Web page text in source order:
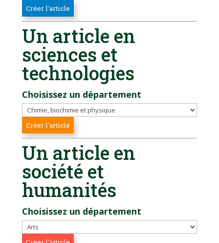
Un article en
sciences et
technologies
Choisissez un département
Un article en
société et
humanités
Choisissez un département